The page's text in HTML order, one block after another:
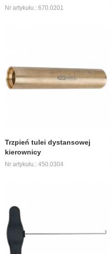
Nr artykułu.: 670.0201
Trzpień tulei dystansowej
kierownicy
Nr artykułu.: 450.0304